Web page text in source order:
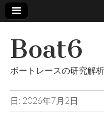
Boat6
ボートレースの研究解
日: 2026年7月2日